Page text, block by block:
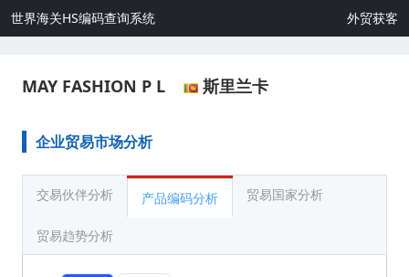
世界海关HS编码查询系统 外贸获客
MAY FASHION P L 斯里兰卡
企业贸易市场分析
交易伙伴分析 产品编码分析 贸易国家分析
贸易趋势分析